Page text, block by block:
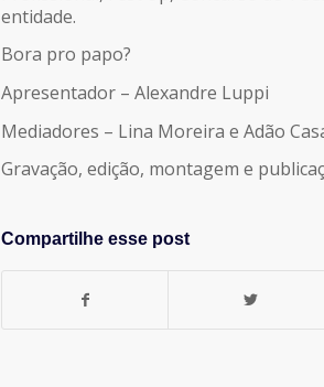
entidade.
Bora pro papo?
Apresentador – Alexandre Luppi
Mediadores – Lina Moreira e Adão
Gravação, edição, montagem e
Compartilhe esse post